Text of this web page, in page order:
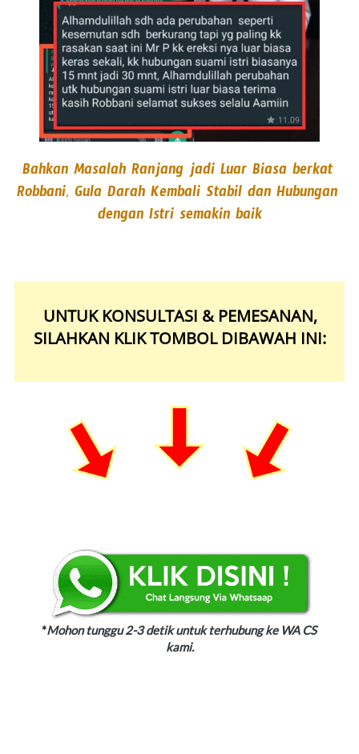
Bahkan Masalah Ranjang jadi Luar Biasa berkat
Robbani, Gula Darah Kembali Stabil dan Hubungan
dengan Istri semakin baik
UNTUK KONSULTASI & PEMESANAN,
SILAHKAN KLIK TOMBOL DIBAWAH INI:
*Mohon tunggu 2-3 detik untuk terhubung ke WA CS
kami.